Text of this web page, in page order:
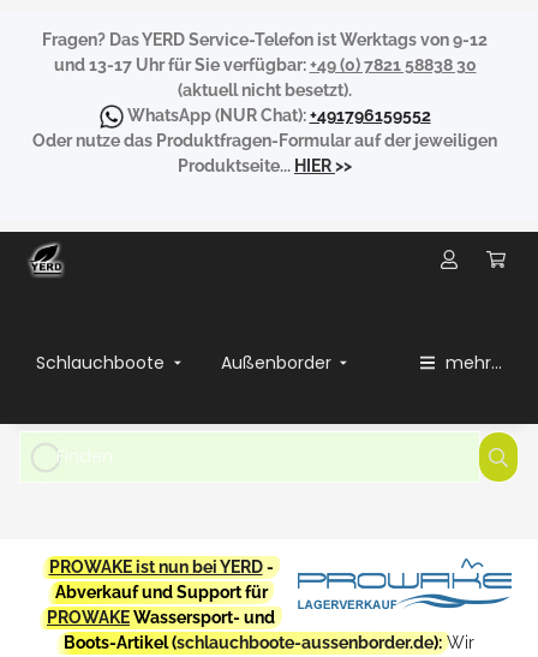
Fragen? Das YERD Service-Telefon ist Werktags von 9-12
und 13-17 Uhr für Sie verfügbar:+49 (0) 7821 58838 30
(aktuell nicht besetzt).
WhatsApp(NUR Chat):+491796159552
Oder nutze das Produktfragen-Formular auf der jeweiligen
Produktseite... HIER>>
Schlauchboote Außenborder mehr...
PROWAKE ist nun bei YERD-
Abverkauf und Support für
PROWAKEWassersport- und
Boots-Artikel (schlauchboote-aussenborder.de): Wir